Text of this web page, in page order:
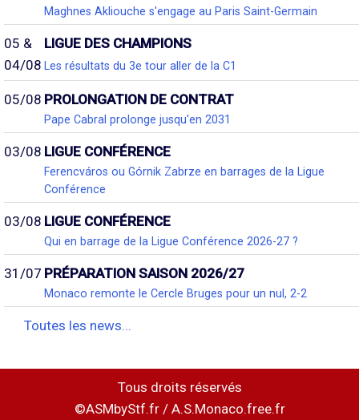
Maghnes Akliouche s'engage au Paris Saint-Germain
05 &
04/08
LIGUE DES CHAMPIONS
Les résultats du 3e tour aller de la C1
05/08 PROLONGATION DE CONTRAT
Pape Cabral prolonge jusqu'en 2031
03/08 LIGUE CONFÉRENCE
Ferencváros ou Górnik Zabrze en barrages de la Ligue
Conférence
03/08 LIGUE CONFÉRENCE
Qui en barrage de la Ligue Conférence 2026-27 ?
31/07 PRÉPARATION SAISON 2026/27
Monaco remonte le Cercle Bruges pour un nul, 2-2
Toutes les news...
Tous droits réservés
©ASMbyStf.fr / A.S.Monaco.free.fr